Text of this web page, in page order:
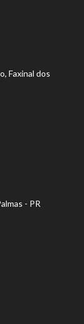
Faxinal dos
- PR